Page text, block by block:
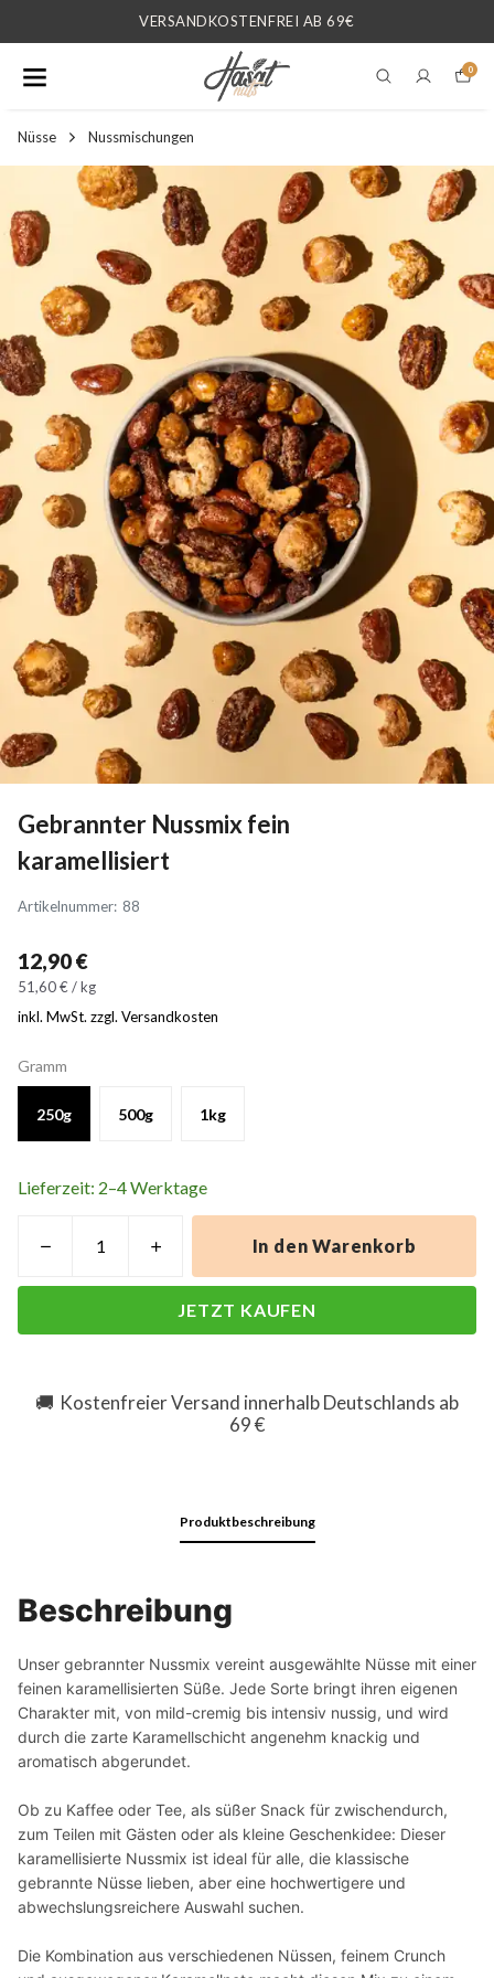
VERSANDKOSTENFREI AB 69€
0
Nüsse Nussmischungen
Gebrannter Nussmix fein
karamellisiert
Artikelnummer: 88
12,90 €
51,60 € / kg
inkl. MwSt. zzgl. Versandkosten
Gramm
250g 500g 1kg
Lieferzeit: 2–4 Werktage
In den Warenkorb
JETZT KAUFEN
🚚 Kostenfreier Versand innerhalb Deutschlands ab
69 €
Produktbeschreibung
Beschreibung
Unser gebrannter Nussmix vereint ausgewählte Nüsse mit einer
feinen karamellisierten Süße. Jede Sorte bringt ihren eigenen
Charakter mit, von mild-cremig bis intensiv nussig, und wird
durch die zarte Karamellschicht angenehm knackig und
aromatisch abgerundet.
Ob zu Kaffee oder Tee, als süßer Snack für zwischendurch,
zum Teilen mit Gästen oder als kleine Geschenkidee: Dieser
karamellisierte Nussmix ist ideal für alle, die klassische
gebrannte Nüsse lieben, aber eine hochwertigere und
abwechslungsreichere Auswahl suchen.
Die Kombination aus verschiedenen Nüssen, feinem Crunch